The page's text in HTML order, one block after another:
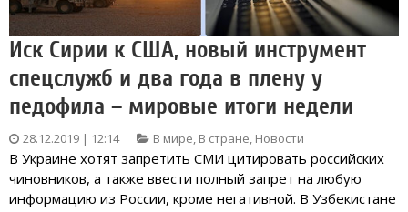
Иск Сирии к США, новый инструмент
спецслужб и два года в плену у
педофила – мировые итоги недели
28.12.2019 | 12:14 В мире, В стране, Новости
В Украине хотят запретить СМИ цитировать российских
чиновников, а также ввести полный запрет на любую
информацию из России, кроме негативной. В Узбекистане